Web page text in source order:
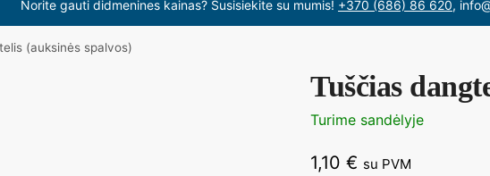
Norite gauti didmenines kainas? Susisiekite su mumis! +370 (686) 86 620,
(auksinės spalvos)
Tuščias
Turime sandėlyje
1,10€ su PVM